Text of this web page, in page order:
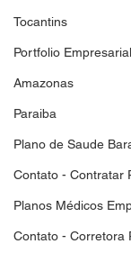
Tocantins
Portfolio Empresarial
Amazonas
Paraiba
Plano de Saude
Contato - Contratar
Planos Médicos
Contato - Corretora